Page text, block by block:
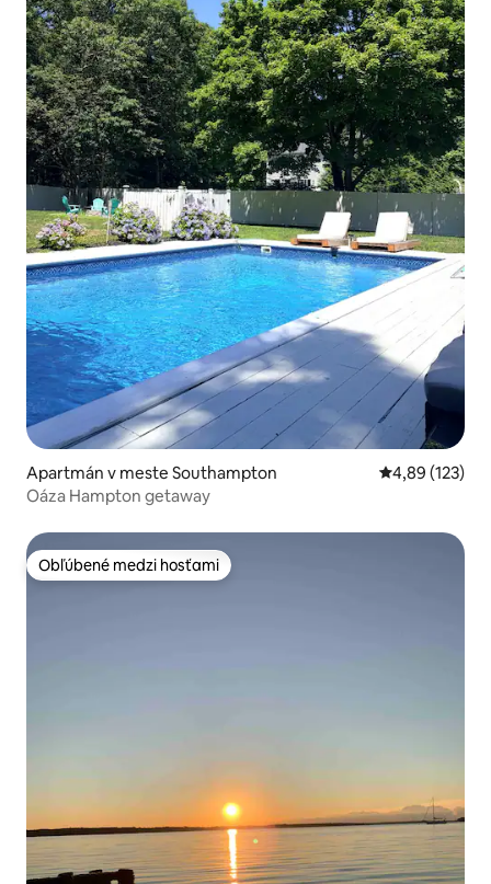
Apartmán v meste Southampton Priemerné
4,89 (123)
Oáza Hampton getaway
Obľúbené medzi hosťami
Obľúbené medzi hosťami